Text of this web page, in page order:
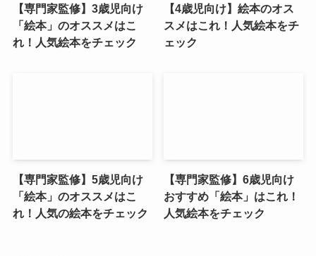
【専門家監修】3歳児向け
「絵本」のオススメはこ
れ！人気絵本をチェック
【4歳児向け】絵本のオス
スメはこれ！人気絵本をチ
ェック
【専門家監修】5歳児向け
「絵本」のオススメはこ
れ！人気の絵本をチェック
【専門家監修】6歳児向け
おすすめ「絵本」はこれ！
人気絵本をチェック